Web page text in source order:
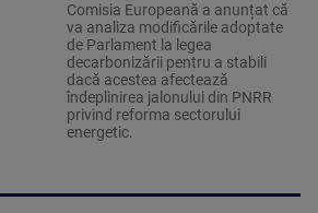
Comisia Europeană a anunțat că
va analiza modificările adoptate
de Parlament la legea
decarbonizării pentru a stabili
dacă acestea afectează
îndeplinirea jalonului din PNRR
privind reforma sectorului
energetic.